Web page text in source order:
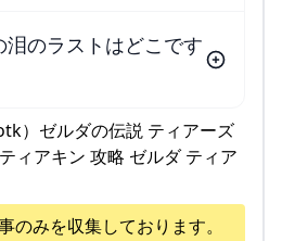
のラストはどこです
）ゼルダの伝説 ティアーズ
ィアキン 攻略 ゼルダ ティア
のみを収集しております。